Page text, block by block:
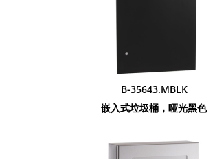
B-35643.MBLK
嵌入式垃圾桶，哑光黑色